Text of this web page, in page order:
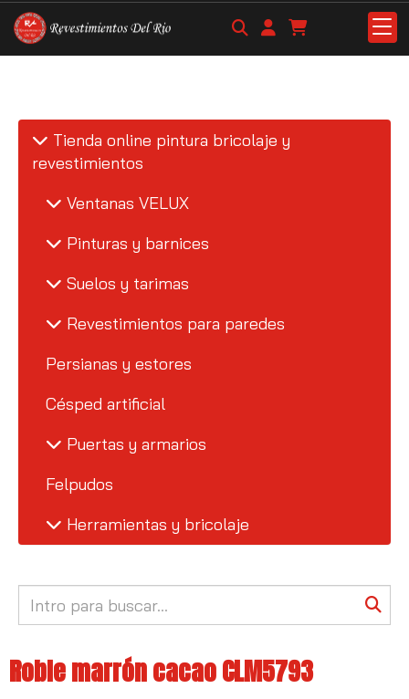
Tienda online pintura bricolaje y
revestimientos
Ventanas VELUX
Pinturas y barnices
Suelos y tarimas
Revestimientos para paredes
Persianas y estores
Césped artificial
Puertas y armarios
Felpudos
Herramientas y bricolaje
Roble marrón cacao CLM5793